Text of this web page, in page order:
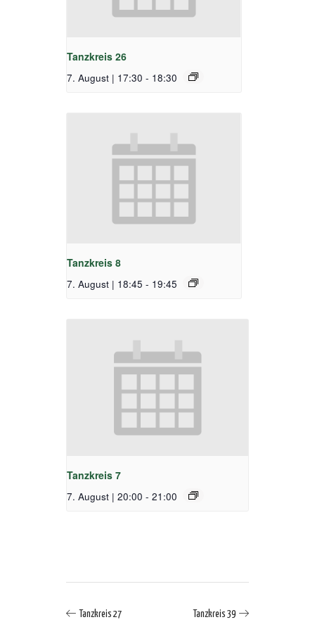
Tanzkreis 26
7. August | 17:30 - 18:30
Tanzkreis 8
7. August | 18:45 - 19:45
Tanzkreis 7
7. August | 20:00 - 21:00
Tanzkreis 27 Tanzkreis 39